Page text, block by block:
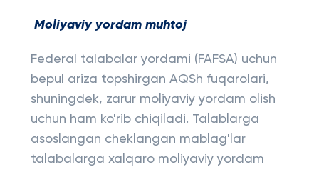
Moliyaviy yordam muhtoj
Federal talabalar yordami (FAFSA) uchun
bepul ariza topshirgan AQSh fuqarolari,
shuningdek, zarur moliyaviy yordam olish
uchun ham ko'rib chiqiladi. Talablarga
asoslangan cheklangan mablag'lar
talabalarga xalqaro moliyaviy yordam